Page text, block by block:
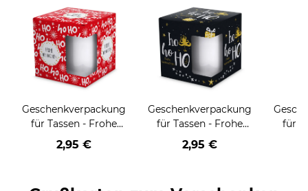
Geschenkverpackung
für Tassen - Frohe
Weihnachten - HO
HO HO - rot
2,95 €
Geschenkverpackung
für Tassen - Frohe
Weihnachten - HO
HO HO - schwarz
2,95 €
für